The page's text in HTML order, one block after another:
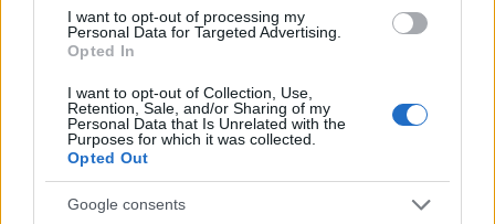
I want to opt-out of processing my
Personal Data for Targeted Advertising.
Opted In
I want to opt-out of Collection, Use,
Retention, Sale, and/or Sharing of my
Personal Data that Is Unrelated with the
Purposes for which it was collected.
Opted Out
Google consents
carabinieri
Auto prende fuoco sulla strada statale 125 a
Olbia, cosa è successo